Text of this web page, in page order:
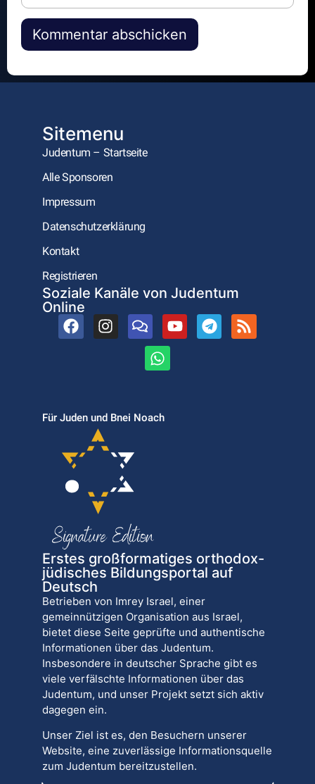
Alternative:
Sitemenu
Judentum – Startseite
Alle Sponsoren
Impressum
Datenschutzerklärung
Kontakt
Registrieren
Soziale Kanäle von Judentum
Online
Für Juden und Bnei Noach
Erstes großformatiges orthodox-
jüdisches Bildungsportal auf
Deutsch
Betrieben von Imrey Israel, einer
gemeinnützigen Organisation aus Israel,
bietet diese Seite geprüfte und authentische
Informationen über das Judentum.
Insbesondere in deutscher Sprache gibt es
viele verfälschte Informationen über das
Judentum, und unser Projekt setzt sich aktiv
dagegen ein.
Unser Ziel ist es, den Besuchern unserer
Website, eine zuverlässige Informationsquelle
zum Judentum bereitzustellen.